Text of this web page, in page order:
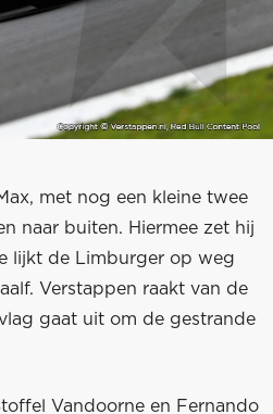
met nog een kleine twee
naar buiten. Hiermee zet hij
lijkt de Limburger op weg
Verstappen raakt van de
gaat uit om de gestrande
Vandoorne en Fernando